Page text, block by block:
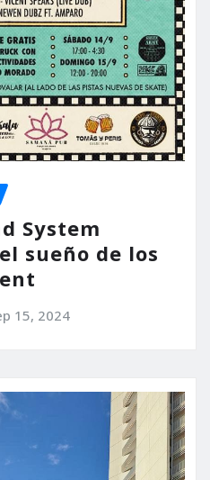
System
sueño de los
15, 2024